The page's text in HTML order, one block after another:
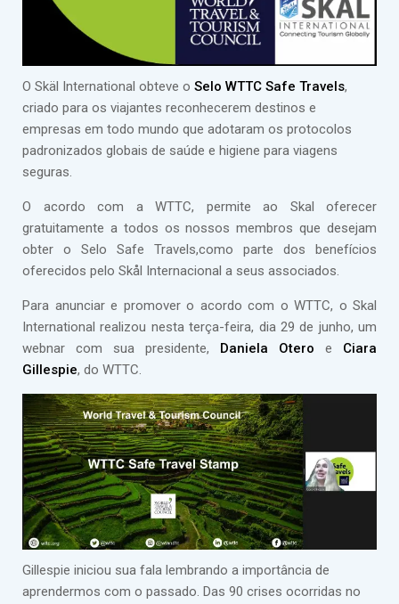
O Skäl International obteve o Selo WTTC Safe Travels,
criado para os viajantes reconhecerem destinos e
empresas em todo mundo que adotaram os protocolos
padronizados globais de saúde e higiene para viagens
seguras.
O acordo com a WTTC, permite ao Skal oferecer
gratuitamente a todos os nossos membros que desejam
obter o Selo Safe Travels,como parte dos benefícios
oferecidos pelo Skål Internacional a seus associados.
Para anunciar e promover o acordo com o WTTC, o Skal
International realizou nesta terça-feira, dia 29 de junho, um
webnar com sua presidente, Daniela Otero e Ciara
Gillespie, do WTTC.
Gillespie iniciou sua fala lembrando a importância de
aprendermos com o passado. Das 90 crises ocorridas no